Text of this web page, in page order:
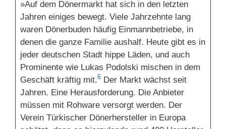
»Auf dem Dönermarkt hat sich in den letzten
Jahren einiges bewegt. Viele Jahrzehnte lang
waren Dönerbuden häufig Einmannbetriebe, in
denen die ganze Familie aushalf. Heute gibt es in
jeder deutschen Stadt hippe Läden, und auch
Prominente wie Lukas Podolski mischen in dem
Geschäft kräftig mit.6Der Markt wächst seit
Jahren. Eine Herausforderung. Die Anbieter
müssen mit Rohware versorgt werden. Der
Verein Türkischer Dönerhersteller in Europa